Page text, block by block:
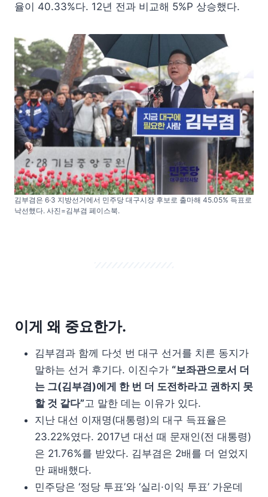
율이 40.33%다. 12년 전과 비교해 5%P 상승했다.
김부겸은 6·3 지방선거에서 민주당 대구시장 후보로 출마해 45.05% 득표로
낙선했다. 사진=김부겸 페이스북.
이게 왜 중요한가.
김부겸과 함께 다섯 번 대구 선거를 치른 동지가
말하는 선거 후기다. 이진수가 “보좌관으로서 더
는 그(김부겸)에게 한 번 더 도전하라고 권하지 못
할 것 같다”고 말한 데는 이유가 있다.
지난 대선 이재명(대통령)의 대구 득표율은
23.22%였다. 2017년 대선 때 문재인(전 대통령)
은 21.76%를 받았다. 김부겸은 2배를 더 얻었지
만 패배했다.
민주당은 ‘정당 투표’와 ‘실리·이익 투표’ 가운데